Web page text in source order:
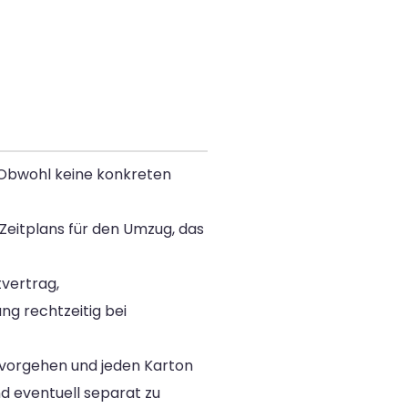
keine konkreten
für den Umzug, das
rechtzeitig bei
und jeden Karton
eventuell separat zu